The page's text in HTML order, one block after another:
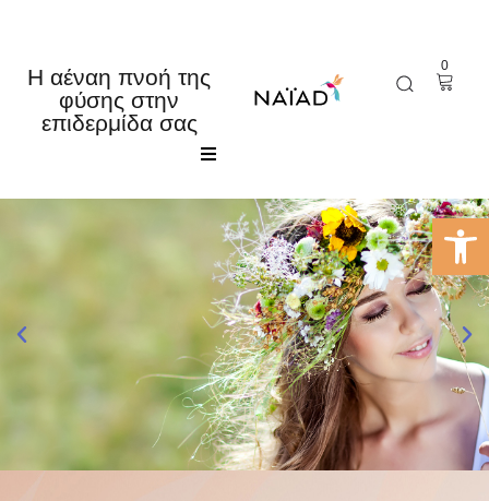
Η αέναη πνοή της
φύσης στην
επιδερμίδα σας
Κατάστημα
Τα νέα μας
Επικοινωνία
0